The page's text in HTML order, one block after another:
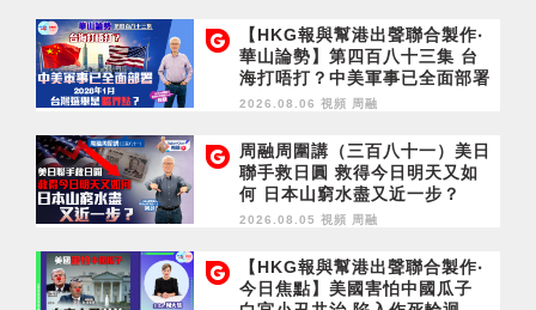
【HKG報與幫港出聲聯合製作‧
華山論勢】第四百八十三集 台
海打唔打？中美軍事已全面部署
2028年1月台灣選舉是臨界點？
2026.08.06 視頻 周融
周融周圍講（三百八十一）美日
聯手救日圓 救得今日明天又如
何 日本山窮水盡又近一步？
2026.08.05 視頻 周融
【HKG報與幫港出聲聯合製作‧
今日焦點】美國害怕中國瓜子